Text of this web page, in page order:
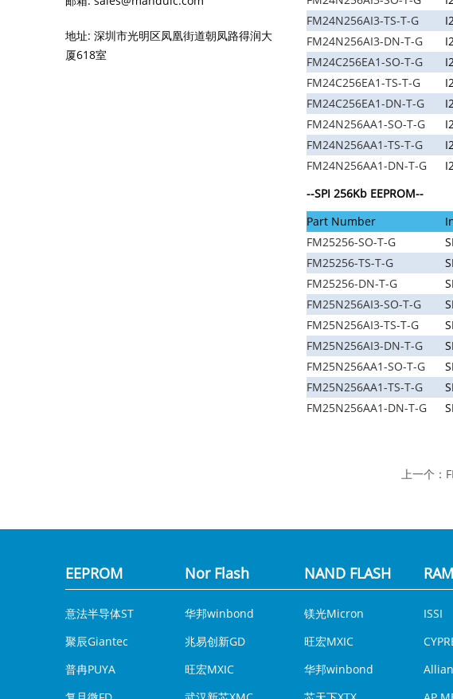
FM24N256AI3-TS-T-G
FM24N256AI3-DN-T-G
FM24C256EA1-SO-T-G
FM24C256EA1-TS-T-G
FM24C256EA1-DN-T-G
FM24N256AA1-SO-T-G
FM24N256AA1-TS-T-G
FM24N256AA1-DN-T-G
--SPI 256Kb EEPROM--
Part Number
FM25256-SO-T-G
FM25256-TS-T-G
FM25256-DN-T-G
FM25N256AI3-SO-T-G
FM25N256AI3-TS-T-G
FM25N256AI3-DN-T-G
FM25N256AA1-SO-T-G
FM25N256AA1-TS-T-G
FM25N256AA1-DN-T-G
上一个：
地址: 深圳市光明区凤凰街道朝凤路得润大
厦618室
EEPROM
意法半导体ST
聚辰Giantec
普冉PUYA
Nor Flash
华邦winbond
兆易创新GD
旺宏MXIC
NAND FLASH
镁光Micron
旺宏MXIC
华邦winbond
ISSI